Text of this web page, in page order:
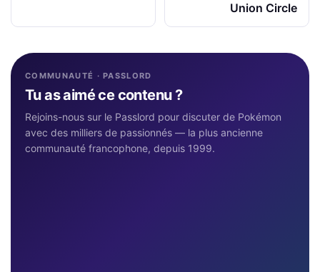
Union Circle
COMMUNAUTÉ · PASSLORD
Tu as aimé ce contenu ?
Rejoins-nous sur le Passlord pour discuter de Pokémon
avec des milliers de passionnés — la plus ancienne
communauté francophone, depuis 1999.